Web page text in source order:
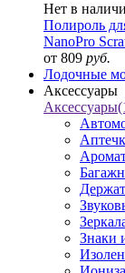
Нет в
Полироль
NanoPro
от 809 руб.
Лодочные
Аксессуары
Аксессуары
Знаки